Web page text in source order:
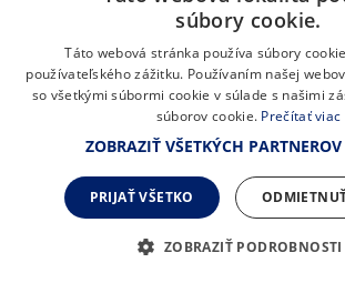
Vysoká požiarna odolnosť, atraktívny dizajn,
okopové plechy, paniková hrazda, mnoho
prevedení. To všetko ponúkajú priemyselné
SPEDOS.
súbory cookie.
Táto webová stránka používa súbory
používateľského zážitku. Používaním našej
so všetkými súbormi cookie v súlade s našimi
súborov cookie. Prečítať viac
ZOBRAZIŤ VŠETKÝCH PARTNEROV
PRIJAŤ VŠETKO
ZOBRAZIŤ PODROBNOSTI